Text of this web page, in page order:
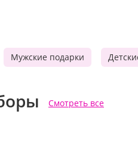
Мужские подарки
Смотреть все